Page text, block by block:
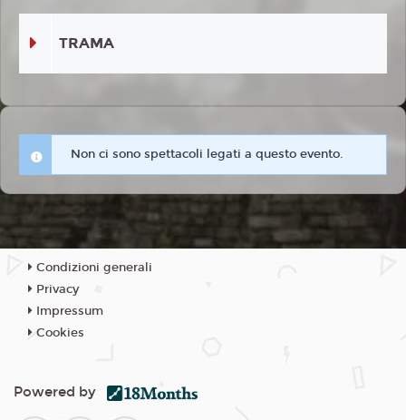
TRAMA
Non ci sono spettacoli legati a questo evento.
Condizioni generali
Privacy
Impressum
Cookies
Powered by